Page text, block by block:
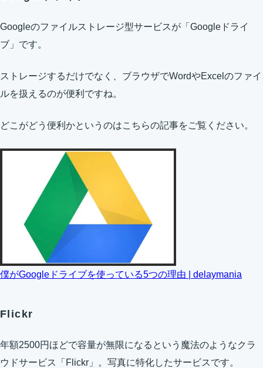
Googleのファイルストレージ型サービスが「Googleドライ
ブ」です。
ストレージするだけでなく、ブラウザでWordやExcelのファイ
ルを扱えるのが便利ですね。
どこがどう便利かというのはこちらの記事をご覧ください。
僕がGoogleドライブを使っている5つの理由 | delaymania
Flickr
年額2500円ほどで容量が無限になるという魔法のようなクラ
ウドサービス「Flickr」。写真に特化したサービスです。